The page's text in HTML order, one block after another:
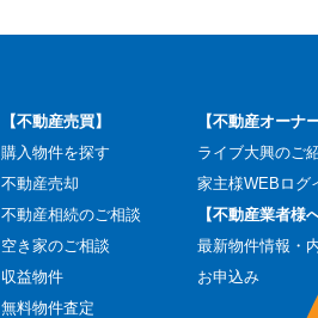
【不動産売買】
購入物件を探す
不動産売却
不動産相続のご相談
空き家のご相談
収益物件
無料物件査定
【不動産オーナ
ライブ大興のご
家主様WEBログ
【不動産業者様へ
最新物件情報・
お申込み